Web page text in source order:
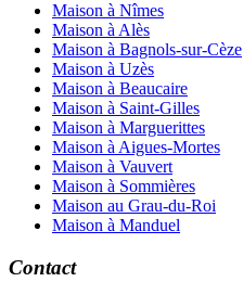
Maison à Nîmes
Maison à Alès
Maison à Bagnols-sur-Cèze
Maison à Uzès
Maison à Beaucaire
Maison à Saint-Gilles
Maison à Marguerittes
Maison à Aigues-Mortes
Maison à Vauvert
Maison à Sommières
Maison au Grau-du-Roi
Maison à Manduel
Contact